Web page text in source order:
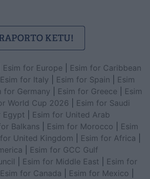
Esim for Europe
Esim for Caribbean
Esim for Italy Esim for Spain
Esim
for Germany Esim for Greece
Esim
World Cup 2026
Esim for Saudi
Egypt
Esim for United Arab
Balkans Esim for Morocco
Esim
United Kingdom Esim for Africa
Esim for GCC Gulf
Esim for Middle East
Esim for
Esim for Canada Esim for Mexico